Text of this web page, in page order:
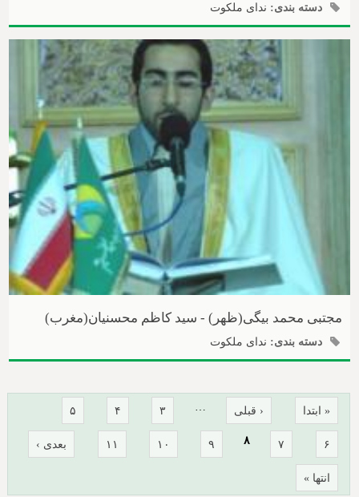
دسته بندی: ندای ملکوت
مجتبی محمد بیگی(ظهر) - سید کاظم محسنیان(مغرب)
دسته بندی: ندای ملکوت
صفحه‌ها
« ابتدا ‹ قبلی … ۳ ۴ ۵
۶ ۷ ۸ ۹ ۱۰ ۱۱ بعدی ›
انتها »